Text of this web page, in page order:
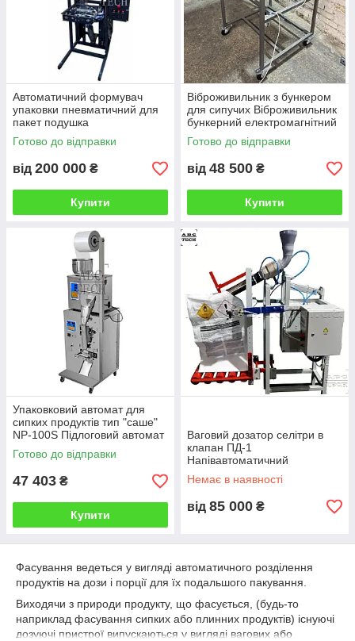
Автоматичний формувач
упаковки пневматичний для
пакет подушка
Пневмоавтомат пакет-
подушка для сипучих
Готово до відправки
від 200 000 ₴
Купити
Віброживильник з бункером
для сипучих Віброживильник
бункерний електромагнітний
подає Вибробункер
вибрационый
Готово до відправки
від 48 500 ₴
Купити
Упаковковий автомат для
сипких продуктів тип "саше"
NP-100S Підлоговий автомат
упаковки продукції Hualian
Готово до відправки
47 403 ₴
Купити
Ваговий дозатор селітри в
клапан ПД-1
Напівавтоматичний
фасувальник
Немає в наявності
від 85 000 ₴
Фасування ведеться у вигляді автоматичного розділення
продуктів на дози і порції для їх подальшого пакування.
Виходячи з природи продукту, що фасується, (будь-то
наприклад фасування сипких або плинних продуктів) існуючі
дозуючі пристрої випускаються у вигляді вагових або